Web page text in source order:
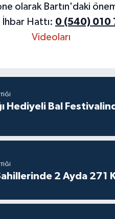
olarak Bartın'daki
Hattı: 0 (540) 010
Videoları
Hediyeli Bal
2 Ayda 271